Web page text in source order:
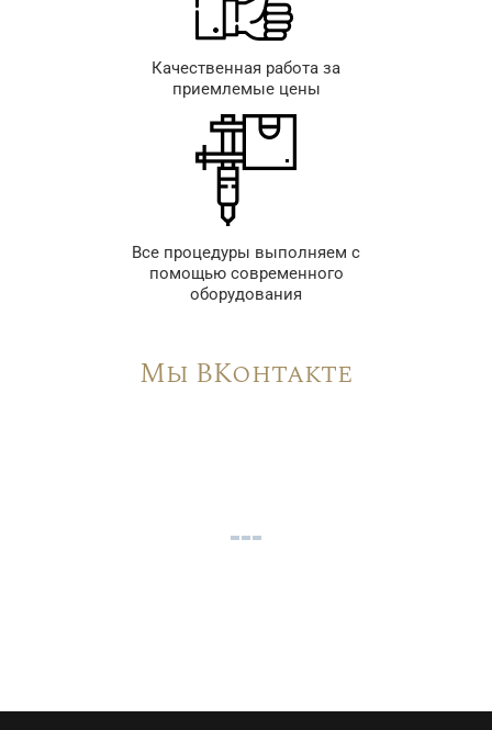
Качественная работа за
приемлемые цены
Все процедуры выполняем с
помощью современного
оборудования
Мы ВКонтакте